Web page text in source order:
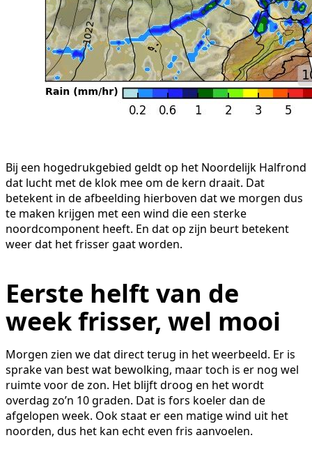
Bij een hogedrukgebied geldt op het Noordelijk Halfrond
dat lucht met de klok mee om de kern draait. Dat
betekent in de afbeelding hierboven dat we morgen dus
te maken krijgen met een wind die een sterke
noordcomponent heeft. En dat op zijn beurt betekent
weer dat het frisser gaat worden.
Eerste helft van de
week frisser, wel mooi
Morgen zien we dat direct terug in het weerbeeld. Er is
sprake van best wat bewolking, maar toch is er nog wel
ruimte voor de zon. Het blijft droog en het wordt
overdag zo’n 10 graden. Dat is fors koeler dan de
afgelopen week. Ook staat er een matige wind uit het
noorden, dus het kan echt even fris aanvoelen.